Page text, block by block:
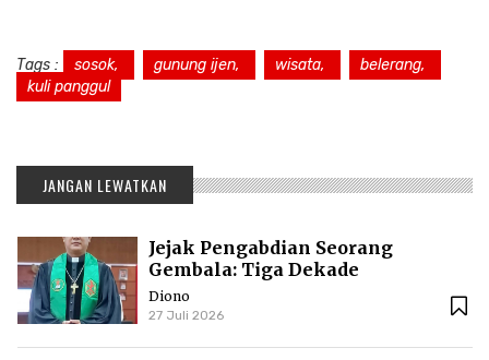
Tags : sosok, gunung ijen, wisata,
belerang,
kuli panggul
JANGAN LEWATKAN
Jejak Pengabdian Seorang
Gembala: Tiga Dekade
Kepemimpinan Pdt. Dr. Yulius
Daud di GKPI
Diono
27 Juli 2026